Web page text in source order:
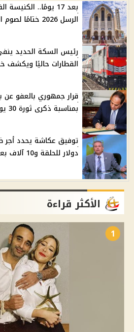
بعد 17 يومًا..
الرسل 2026 ختامًا لصوم الرسل
رئيس السكة الحديد
القطارات حاليًا ويكشف
قرار جمهوري بالعفو
بمناسبة ذكرى ثورة 30 يونيو
دولار للحلقة و10 آلاف بعد الساعة
الأكثر قراءة
1